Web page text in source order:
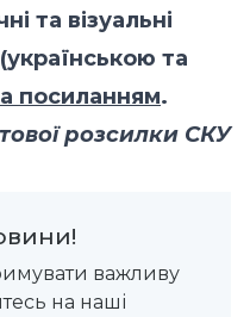
та візуальні
та
посиланням.
розсилки СКУ
важливу
на наші